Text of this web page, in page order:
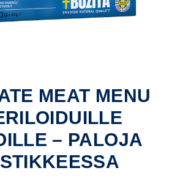
MEAT MENU
– PALOJA